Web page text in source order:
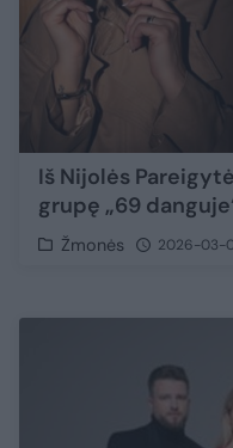
Iš Nijolės
grupę „69
Žmonės 2026-03-